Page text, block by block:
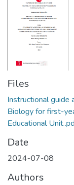
Files
Instructional guide
Biology for first-
Educational
Date
2024-07-08
Authors